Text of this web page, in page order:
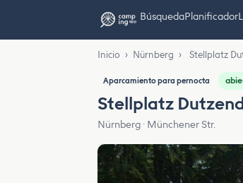
BúsquedaPlanificador
Inicio › Nürnberg › Stellplatz
Aparcamiento para pernocta
Stellplatz
Nürnberg · Münchener Str.